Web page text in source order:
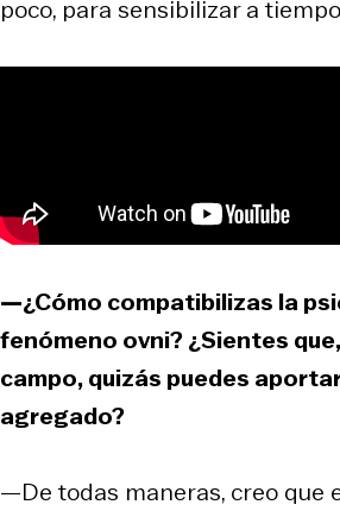
poco, para sensibilizar a
—¿Cómo compatibilizas la
fenómeno ovni? ¿Sientes
campo, quizás puedes
agregado?
—De todas maneras, creo que